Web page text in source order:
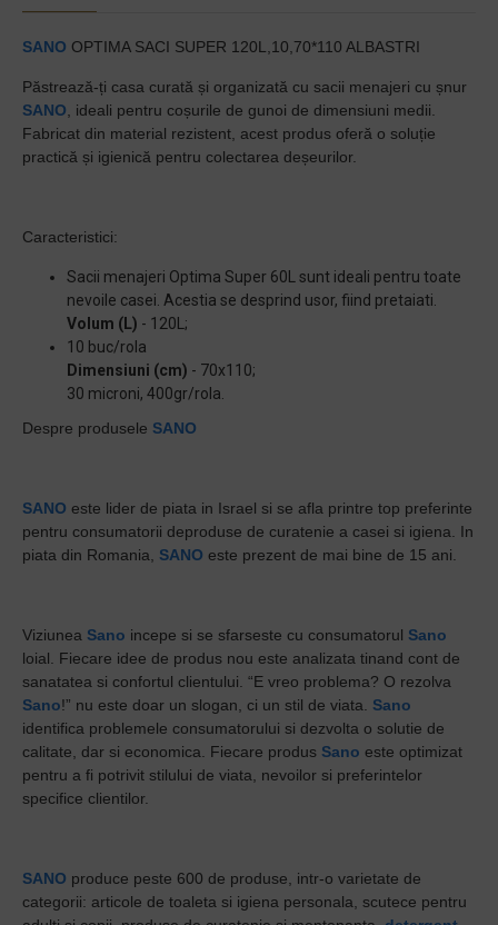
SANO OPTIMA SACI SUPER 120L,10,70*110 ALBASTRI
Păstrează-ți casa curată și organizată cu sacii menajeri cu șnur
SANO , ideali pentru coșurile de gunoi de dimensiuni medii.
Fabricat din material rezistent, acest produs oferă o soluție
practică și igienică pentru colectarea deșeurilor.
Caracteristici:
Sacii menajeri Optima Super 60L sunt ideali pentru toate
nevoile casei. Acestia se desprind usor, fiind pretaiati.
Volum (L) - 120L;
10 buc/rola
Dimensiuni (cm) - 70x110;
30 microni, 400gr/rola.
Despre produsele SANO
SANO este lider de piata in Israel si se afla printre top preferinte
pentru consumatorii deproduse de curatenie a casei si igiena. In
piata din Romania, SANO este prezent de mai bine de 15 ani.
Viziunea Sano incepe si se sfarseste cu consumatorul Sano
loial. Fiecare idee de produs nou este analizata tinand cont de
sanatatea si confortul clientului. “E vreo problema? O rezolva
Sano!” nu este doar un slogan, ci un stil de viata. Sano
identifica problemele consumatorului si dezvolta o solutie de
calitate, dar si economica. Fiecare produs Sano este optimizat
pentru a fi potrivit stilului de viata, nevoilor si preferintelor
specifice clientilor.
SANO produce peste 600 de produse, intr-o varietate de
categorii: articole de toaleta si igiena personala, scutece pentru